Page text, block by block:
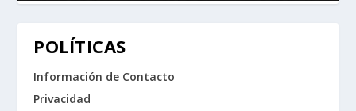
POLÍTICAS
Información de Contacto
Privacidad